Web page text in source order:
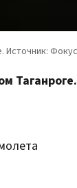
Таганроге.